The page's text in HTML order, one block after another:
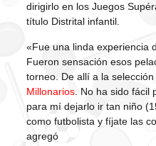
dirigirlo en los Juegos
título Distrital infantil.
«Fue una linda experiencia
Fueron sensación esos
torneo. De allí a la
Millonarios. No ha sido fácil
para mí dejarlo ir tan niño
como futbolista y fíjate las
agregó